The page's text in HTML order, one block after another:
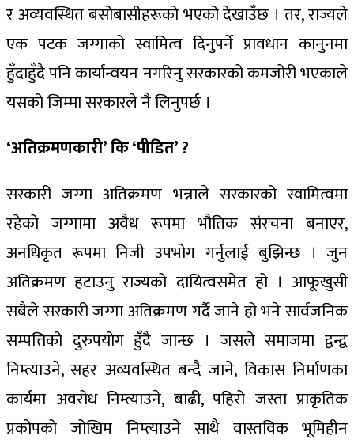
र अव्यवस्थित बसोबासीहरूको भएको देखाउँछ । तर, राज्यले
एक पटक जग्गाको स्वामित्व दिनुपर्ने प्रावधान कानुनमा
हुँदाहुँदै पनि कार्यान्वयन नगरिनु सरकारको कमजोरी भएकाले
यसको जिम्मा सरकारले नै लिनुपर्छ ।
‘अतिक्रमणकारी’ कि ‘पीडित’ ?
सरकारी जग्गा अतिक्रमण भन्नाले सरकारको स्वामित्वमा
रहेको जग्गामा अवैध रूपमा भौतिक संरचना बनाएर,
अनधिकृत रूपमा निजी उपभोग गर्नुलाई बुझिन्छ । जुन
अतिक्रमण हटाउनु राज्यको दायित्वसमेत हो । आफूखुसी
सबैले सरकारी जग्गा अतिक्रमण गर्दै जाने हो भने सार्वजनिक
सम्पत्तिको दुरुपयोग हुँदै जान्छ । जसले समाजमा द्वन्द्व
निम्त्याउने, सहर अव्यवस्थित बन्दै जाने, विकास निर्माणका
कार्यमा अवरोध निम्त्याउने, बाढी, पहिरो जस्ता प्राकृतिक
प्रकोपको जोखिम निम्त्याउने साथै वास्तविक भूमिहीन